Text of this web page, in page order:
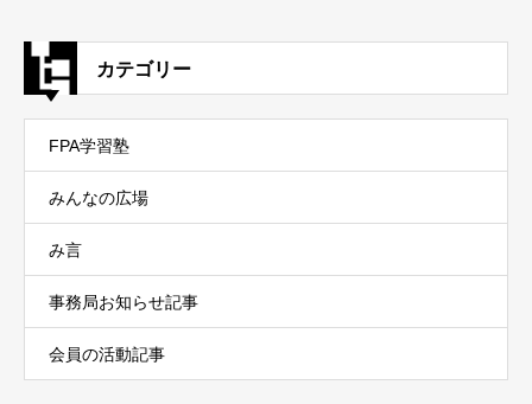
カテゴリー
FPA学習塾
みんなの広場
み言
事務局お知らせ記事
会員の活動記事